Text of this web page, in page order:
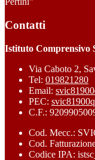
Contatti
Istituto Comprensivo
Via Caboto 2,
Tel: 019821280
Email:
PEC:
C.F.:
Cod. Mecc.:
Cod.
Codice IPA: